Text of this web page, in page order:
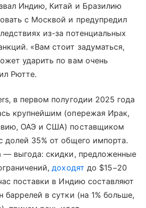
Индию, Китай и Бразилию
с Москвой и предупредил
из-за потенциальных
«Вам стоит задуматься,
ударить по вам очень
Рютте.
в первом полугодии 2025 года
крупнейшим (опережая Ирак,
ОАЭ и США) поставщиком
долей 35% от общего импорта.
— выгода: скидки, предложенные
доходят до $15−20
поставки в Индию составляют
баррелей в сутки (на 1% больше,